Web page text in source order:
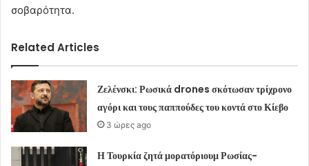
σοβαρότητα.
Related Articles
Ζελένσκι: Ρωσικά drones σκότωσαν τρίχρονο
αγόρι και τους παππούδες του κοντά στο Κίεβο
3 ώρες ago
Η Τουρκία ζητά μορατόριουμ Ρωσίας-